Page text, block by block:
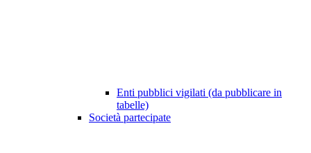
Enti pubblici vigilati (da pubblicare in
tabelle)
Società partecipate